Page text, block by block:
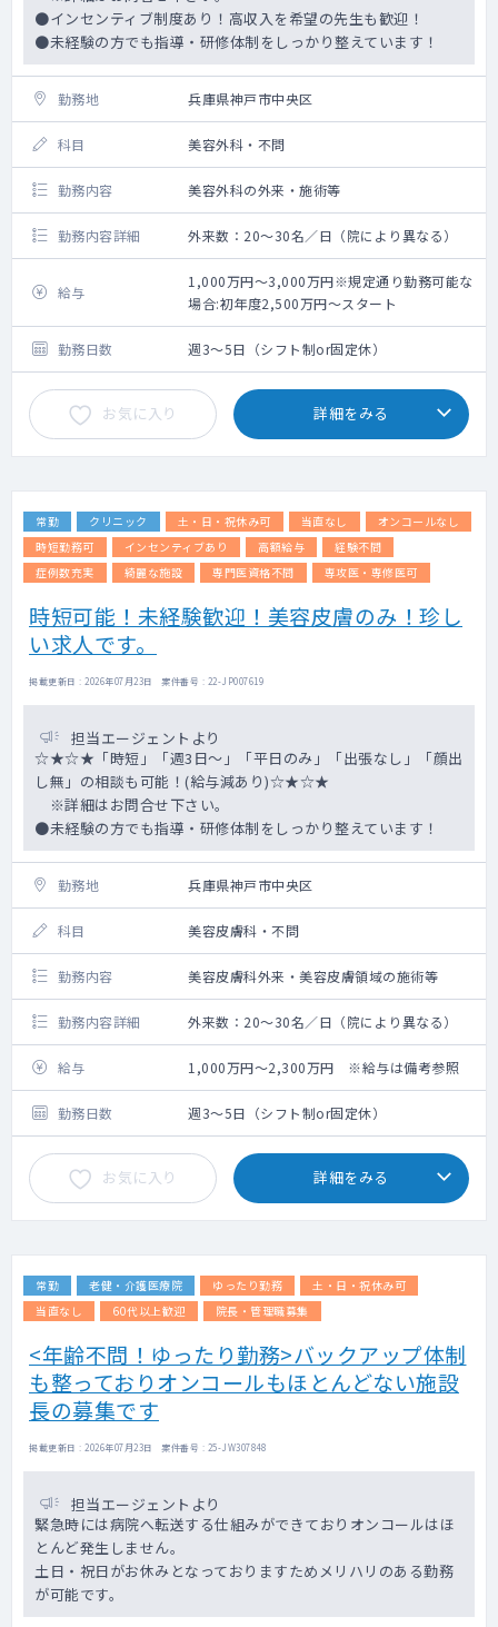
●インセンティブ制度あり！高収入を希望の先生も歓迎！
●未経験の方でも指導・研修体制をしっかり整えています！
勤務地 兵庫県神戸市中央区
科目 美容外科・不問
勤務内容 美容外科の外来・施術等
勤務内容詳細 外来数：20～30名／日（院により異なる）
給与
1,000万円～3,000万円※規定通り勤務可能な
場合:初年度2,500万円～スタート
勤務日数 週3～5日（シフト制or固定休）
お気に入り 詳細をみる
常勤 クリニック 土・日・祝休み可 当直なし
オンコールなし
時短勤務可
インセンティブあり 高額給与
経験不問
症例数充実
綺麗な施設 専門医資格不問 専攻医・専修医可
時短可能！未経験歓迎！美容皮膚のみ！珍し
い求人です。
掲載更新日 : 2026年07月23日 案件番号 : 22-JP007619
担当エージェントより
☆★☆★「時短」「週3日～」「平日のみ」「出張なし」「顔出
し無」の相談も可能！(給与減あり)☆★☆★
※詳細はお問合せ下さい。
●未経験の方でも指導・研修体制をしっかり整えています！
勤務地 兵庫県神戸市中央区
科目 美容皮膚科・不問
勤務内容 美容皮膚科外来・美容皮膚領域の施術等
勤務内容詳細 外来数：20～30名／日（院により異なる）
給与 1,000万円～2,300万円 ※給与は備考参照
勤務日数 週3～5日（シフト制or固定休）
お気に入り 詳細をみる
常勤 老健・介護医療院 ゆったり勤務
土・日・祝休み可
当直なし
60代以上歓迎 院長・管理職募集
<年齢不問！ゆったり勤務>バックアップ体制
も整っておりオンコールもほとんどない施設
長の募集です
掲載更新日 : 2026年07月23日 案件番号 : 25-JW307848
担当エージェントより
緊急時には病院へ転送する仕組みができておりオンコールはほ
とんど発生しません。
土日・祝日がお休みとなっておりますためメリハリのある勤務
が可能です。